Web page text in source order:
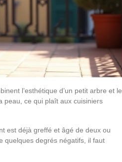
l’esthétique d’un petit arbre et le
peau, ce qui plaît aux cuisiniers
est déjà greffé et âgé de deux ou
quelques degrés négatifs, il faut